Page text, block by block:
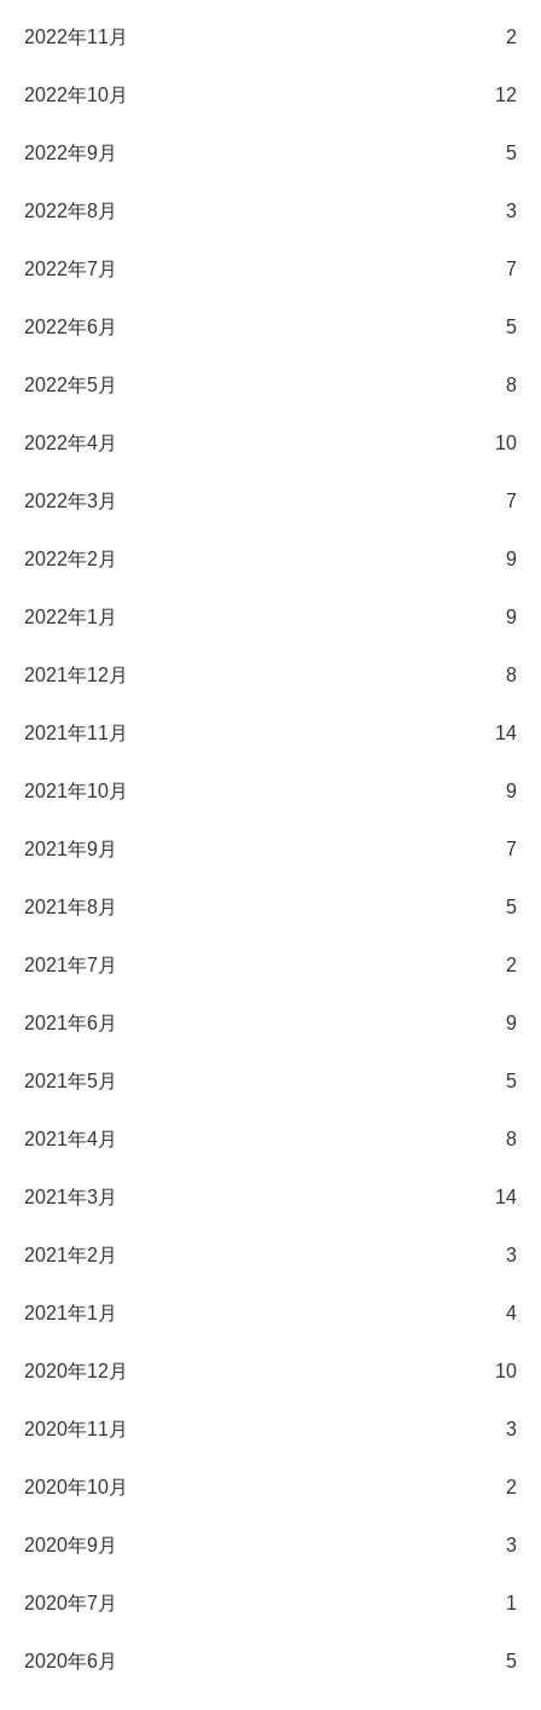
2022年11月 2
2022年10月 12
2022年9月 5
2022年8月 3
2022年7月 7
2022年6月 5
2022年5月 8
2022年4月 10
2022年3月 7
2022年2月 9
2022年1月 9
2021年12月 8
2021年11月 14
2021年10月 9
2021年9月 7
2021年8月 5
2021年7月 2
2021年6月 9
2021年5月 5
2021年4月 8
2021年3月 14
2021年2月 3
2021年1月 4
2020年12月 10
2020年11月 3
2020年10月 2
2020年9月 3
2020年7月 1
2020年6月 5